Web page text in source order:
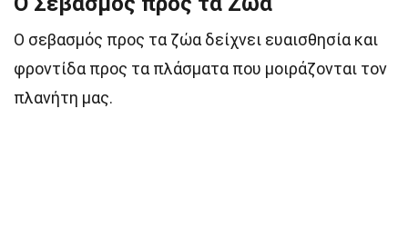
Ο σεβασμός προς τα ζώα δείχνει ευαισθησία και
φροντίδα προς τα πλάσματα που μοιράζονται τον
πλανήτη μας.